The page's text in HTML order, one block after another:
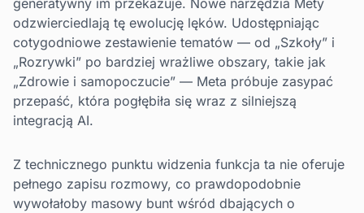
generatywny im przekazuje. Nowe narzędzia Mety
odzwierciedlają tę ewolucję lęków. Udostępniając
cotygodniowe zestawienie tematów — od „Szkoły” i
„Rozrywki” po bardziej wrażliwe obszary, takie jak
„Zdrowie i samopoczucie” — Meta próbuje zasypać
przepaść, która pogłębiła się wraz z silniejszą
integracją AI.
Z technicznego punktu widzenia funkcja ta nie oferuje
pełnego zapisu rozmowy, co prawdopodobnie
wywołałoby masowy bunt wśród dbających o